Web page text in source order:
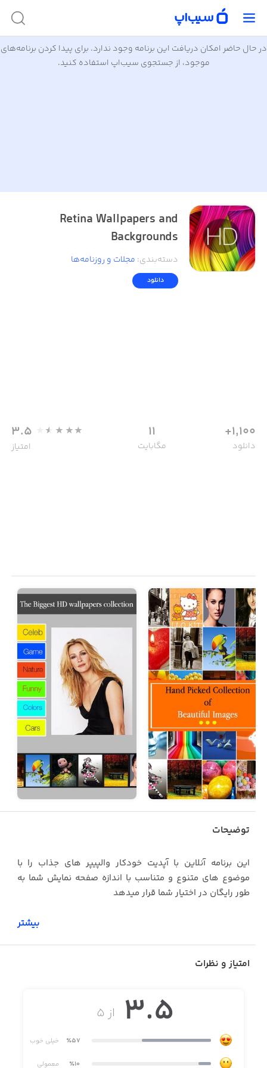
در حال حاضر امکان دریافت این برنامه وجود ندارد. برای پیدا کردن برنامه‌های
موجود، از جستجوی سیب‌اپ استفاده کنید.
Retina Wallpapers and
Backgrounds
دسته‌بندی: مجلات و روز‌نامه‌ها
دانلود
1,100+
دانلود
11
مگابایت
3.5
امتیاز
توضیحات
این برنامه آنلاین با آپدیت خودکار والپیپر های جذاب را با
موضوع های متنوع و متناسب با اندازه صفحه نمایش شما به
طور رایگان در اختیار شما قرار میدهد
بیشتر
امتیاز و نظرات
از ۵ 3.5
٪57 خیلی خوب
٪10 معمولی